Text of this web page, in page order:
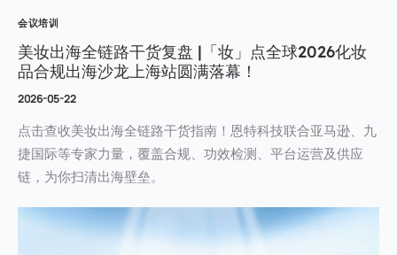
会议培训
美妆出海全链路干货复盘 |「妆」点全球2026化妆
品合规出海沙龙上海站圆满落幕！
2026-05-22
点击查收美妆出海全链路干货指南！恩特科技联合亚马逊、九
捷国际等专家力量，覆盖合规、功效检测、平台运营及供应
链，为你扫清出海壁垒。